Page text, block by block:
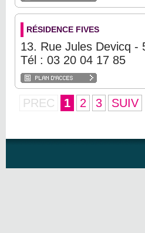
RÉSIDENCE FIVES
13. Rue Jules Devicq -
Tél : 03 20 04 17 85
PREC 1 2 3 SUIV